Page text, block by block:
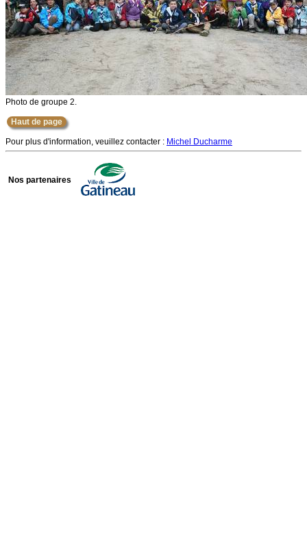
Photo de groupe 2.
Haut de page
Pour plus d'information, veuillez contacter : Michel Ducharme
Nos partenaires